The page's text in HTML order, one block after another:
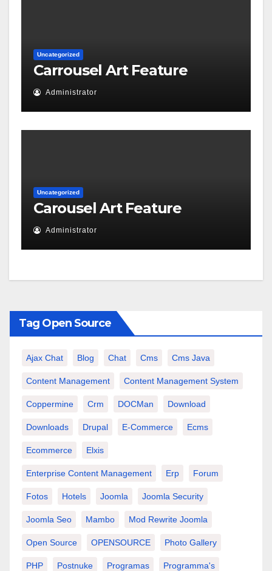
Uncategorized
Carrousel Art Feature
Administrator
Uncategorized
Carousel Art Feature
Administrator
Tag Open Source
Ajax Chat Blog Chat Cms Cms Java
Content Management Content Management System
Coppermine Crm DOCMan Download
Downloads Drupal E-Commerce Ecms
Ecommerce Elxis
Enterprise Content Management Erp Forum
Fotos Hotels Joomla Joomla Security
Joomla Seo Mambo Mod Rewrite Joomla
Open Source OPENSOURCE Photo Gallery
PHP Postnuke Programas Programma's